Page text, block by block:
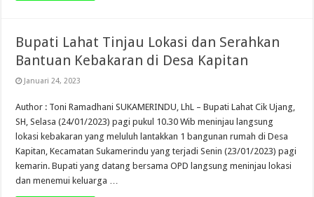
Bupati Lahat Tinjau Lokasi dan Serahkan
Bantuan Kebakaran di Desa Kapitan
Januari 24, 2023
Author : Toni Ramadhani SUKAMERINDU, LhL – Bupati Lahat Cik Ujang,
SH, Selasa (24/01/2023) pagi pukul 10.30 Wib meninjau langsung
lokasi kebakaran yang meluluh lantakkan 1 bangunan rumah di Desa
Kapitan, Kecamatan Sukamerindu yang terjadi Senin (23/01/2023) pagi
kemarin. Bupati yang datang bersama OPD langsung meninjau lokasi
dan menemui keluarga …